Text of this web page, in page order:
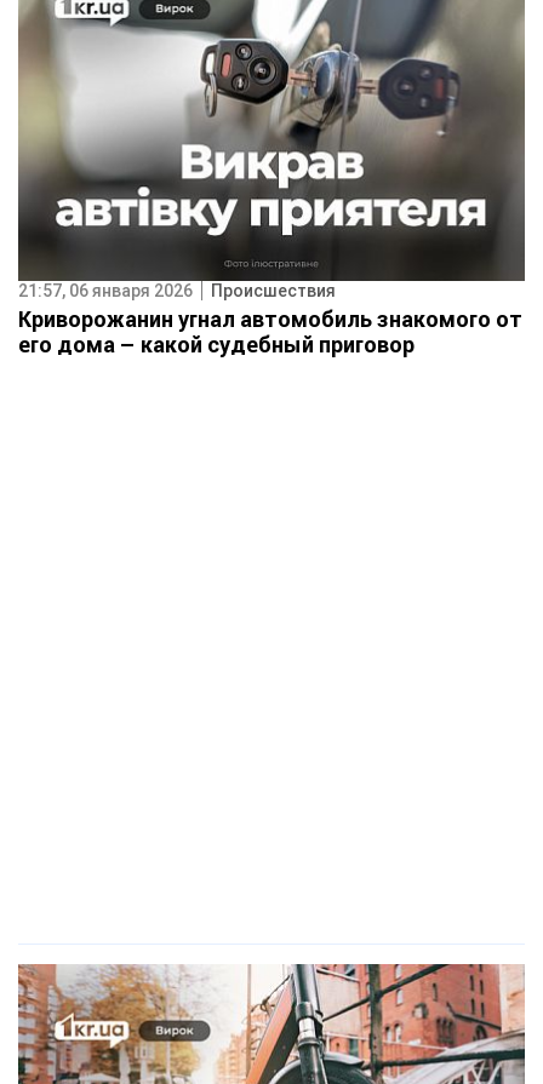
21:57, 06 января 2026 Происшествия
Криворожанин угнал автомобиль знакомого от
его дома – какой судебный приговор